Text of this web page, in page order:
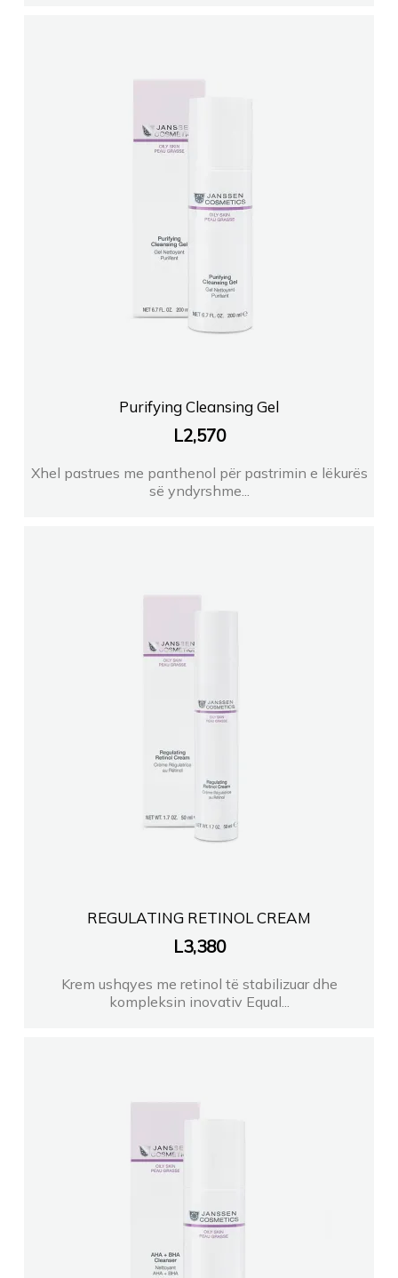
Purifying Cleansing Gel
L2,570
Xhel pastrues me panthenol për pastrimin e lëkurës
së yndyrshme...
REGULATING RETINOL CREAM
L3,380
Krem ushqyes me retinol të stabilizuar dhe
kompleksin inovativ Equal...